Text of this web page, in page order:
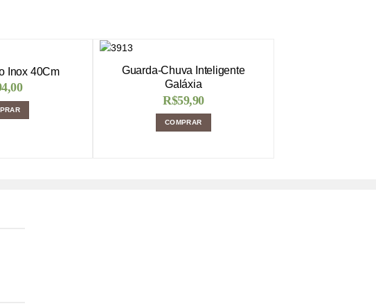
Inox 40Cm
Guarda-Chuva Inteligente
Galáxia
R$59,90
COMPRAR